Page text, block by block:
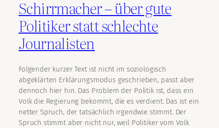
Schirrmacher – über gute
Politiker statt schlechte
Journalisten
Folgender kurzer Text ist nicht im soziologisch
abgeklärten Erklärungsmodus geschrieben, passt aber
dennoch hier hin. Das Problem der Politik ist, dass ein
Volk die Regierung bekommt, die es verdient. Das ist ein
netter Spruch, der tatsächlich irgendwie stimmt. Der
Spruch stimmt aber nicht nur, weil Politiker vom Volk